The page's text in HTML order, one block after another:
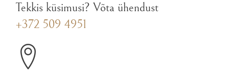
Tekkis küsimusi? Võta ühendust
+372 509 4951